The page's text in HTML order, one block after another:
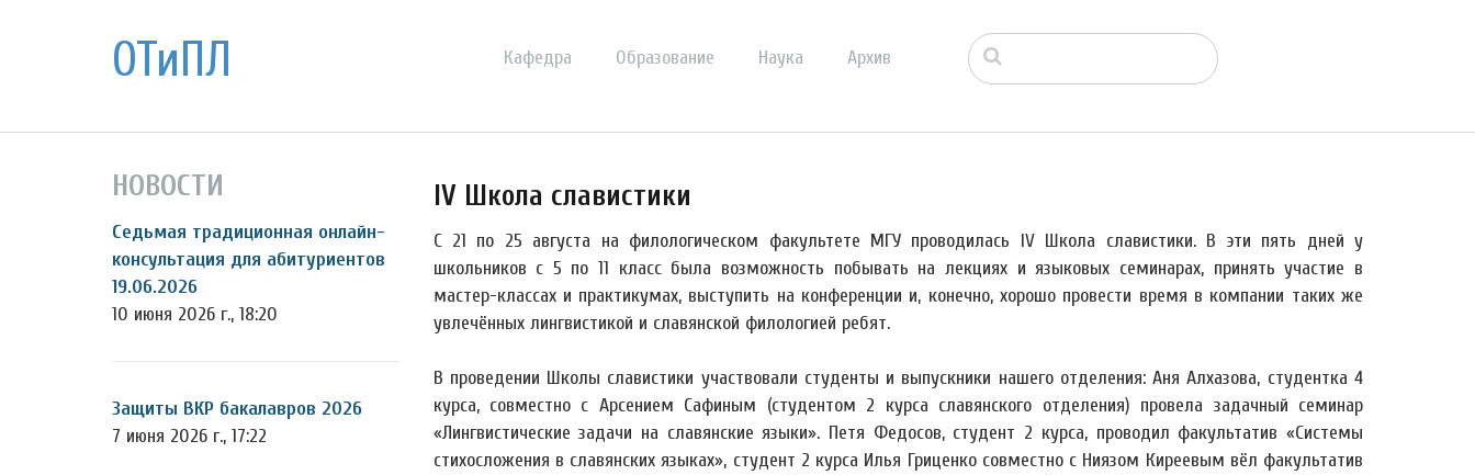
ОТиПЛ Кафедра Образование Наука Архив
НОВОСТИ
Седьмая традиционная онлайн-
консультация для абитуриентов
19.06.2026
10 июня 2026 г., 18:20
Защиты ВКР бакалавров 2026
7 июня 2026 г., 17:22
IV Школа славистики
С 21 по 25 августа на филологическом факультете МГУ проводилась IV Школа славистики. В эти пять дней у
школьников с 5 по 11 класс была возможность побывать на лекциях и языковых семинарах, принять участие в
мастер-классах и практикумах, выступить на конференции и, конечно, хорошо провести время в компании таких же
увлечённых лингвистикой и славянской филологией ребят.
В проведении Школы славистики участвовали студенты и выпускники нашего отделения: Аня Алхазова, студентка 4
курса, совместно с Арсением Сафиным (студентом 2 курса славянского отделения) провела задачный семинар
«Лингвистические задачи на славянские языки». Петя Федосов, студент 2 курса, проводил факультатив «Системы
стихосложения в славянских языках», студент 2 курса Илья Гриценко совместно с Ниязом Киреевым вёл факультатив